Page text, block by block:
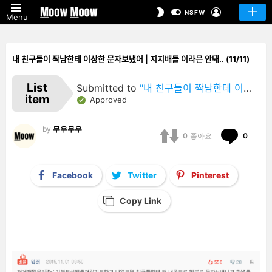
Menu
SWITCHNSFW
내 친구들이 짝남한테 이상한 문자보냈어 | 지지배들 이라믄 안돼.. (11/11)
List
item
Submitted to "내 친구들이 짝남한테 이상한 문자보냈어 | 지지배들 이라믄 안돼.."
Approved
by 무우무우
0 좋아요 0
Facebook Twitter Pinterest
Copy Link